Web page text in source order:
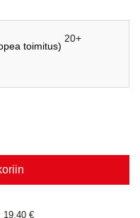
toimitus)
20+
19,40 €